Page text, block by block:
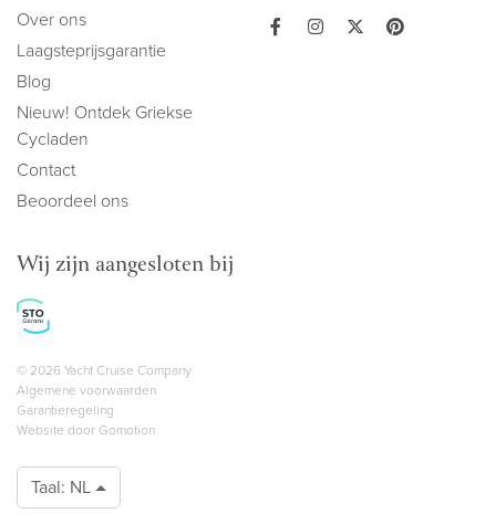
Over ons
Laagsteprijsgarantie
Blog
Nieuw! Ontdek Griekse
Cycladen
Contact
Beoordeel ons
Wij zijn aangesloten bij
Copyright navigation
© 2026 Yacht Cruise Company
Algemene voorwaarden
Garantieregeling
Website door Gomotion
Taal: NL